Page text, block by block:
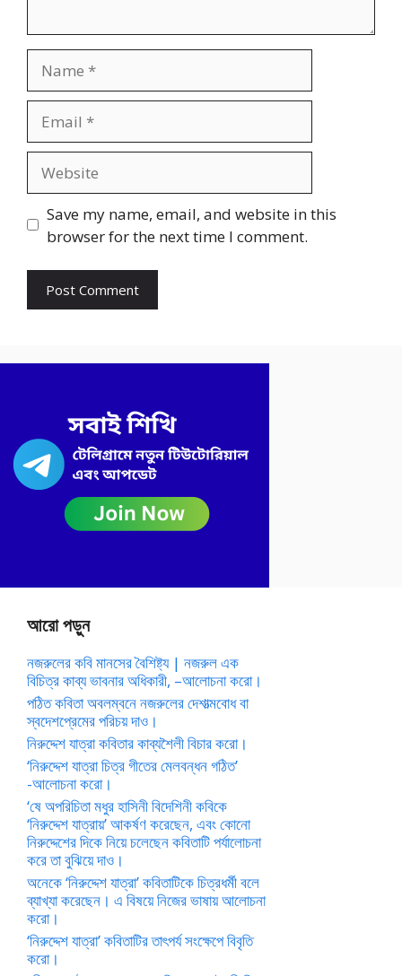
Save my name, email, and website in this
browser for the next time I comment.
আরো পড়ুন
নজরুলের কবি মানসের বৈশিষ্ট্য | নজরুল এক
বিচিত্র কাব্য ভাবনার অধিকারী, –আলোচনা করো।
পঠিত কবিতা অবলম্বনে নজরুলের দেশাত্মবোধ বা
স্বদেশপ্রেমের পরিচয় দাও।
নিরুদ্দেশ যাত্রা কবিতার কাব্যশৈলী বিচার করো।
‘নিরুদ্দেশ যাত্রা চিত্র গীতের মেলবন্ধন গঠিত’
-আলোচনা করো।
‘ষে অপরিচিতা মধুর হাসিনী বিদেশিনী কবিকে
‘নিরুদ্দেশ যাত্রায়’ আকর্ষণ করেছেন, এবং কোনো
নিরুদ্দেশের দিকে নিয়ে চলেছেন কবিতাটি পর্যালোচনা
করে তা বুঝিয়ে দাও।
অনেকে ‘নিরুদ্দেশ যাত্রা’ কবিতাটিকে চিত্রধর্মী বলে
ব্যাখ্যা করেছেন। এ বিষয়ে নিজের ভাষায় আলোচনা
করো।
‘নিরুদ্দেশ যাত্রা’ কবিতাটির তাৎপর্য সংক্ষেপে বিবৃতি
করো।